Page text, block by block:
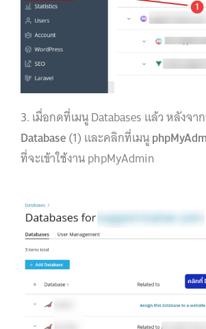
3. เมื่อกดที่เมนู Databases แล้ว หลังจ
Database(1) และคลิกที่เมนู
ที่จะเข้าใช้งาน phpMyAdmin